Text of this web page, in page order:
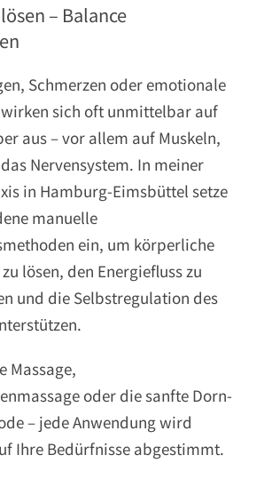
– Balance
Schmerzen oder emotionale
sich oft unmittelbar auf
aus – vor allem auf Muskeln,
Nervensystem. In meiner
in Hamburg-Eimsbüttel setze
manuelle
ein, um körperliche
lösen, den Energiefluss zu
und die Selbstregulation des
Massage,
oder die sanfte Dorn-
– jede Anwendung wird
Ihre Bedürfnisse abgestimmt.